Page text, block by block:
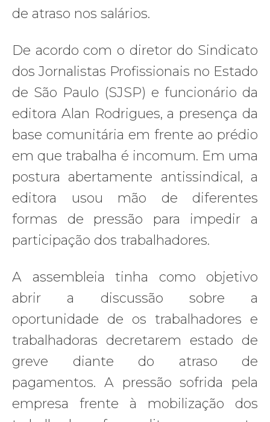
de atraso nos salários.
De acordo com o diretor do Sindicato
dos Jornalistas Profissionais no Estado
de São Paulo (SJSP) e funcionário da
editora Alan Rodrigues, a presença da
base comunitária em frente ao prédio
em que trabalha é incomum. Em uma
postura abertamente antissindical, a
editora usou mão de diferentes
formas de pressão para impedir a
participação dos trabalhadores.
A assembleia tinha como objetivo
abrir a discussão sobre a
oportunidade de os trabalhadores e
trabalhadoras decretarem estado de
greve diante do atraso de
pagamentos. A pressão sofrida pela
empresa frente à mobilização dos